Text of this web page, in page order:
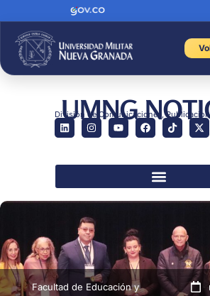
UMNG
División de Comunicaciones,
Facultad de Educación y